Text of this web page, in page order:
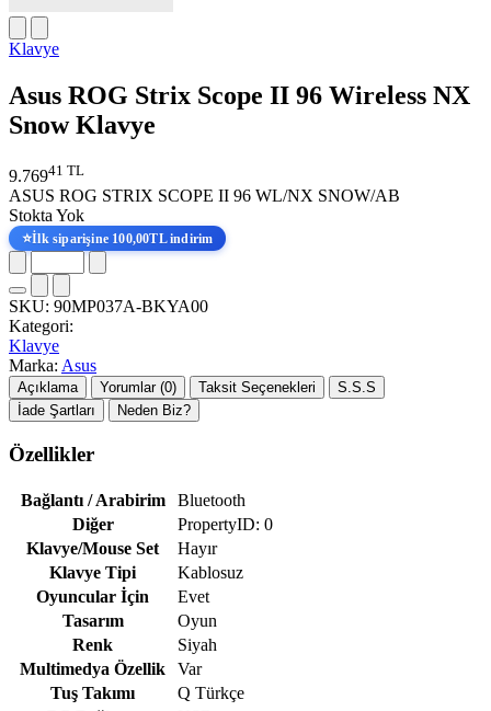
Klavye
Asus ROG Strix Scope II 96 Wireless NX
Snow Klavye
9.76941 TL
ASUS ROG STRIX SCOPE II 96 WL/NX SNOW/AB
Stokta Yok
⭐İlk siparişine 100,00TL indirim
SKU: 90MP037A-BKYA00
Kategori:
Klavye
Marka: Asus
Açıklama Yorumlar (0) Taksit Seçenekleri
S.S.S
İade Şartları
Neden Biz?
Özellikler
Bağlantı / Arabirim
Bluetooth
Diğer
PropertyID: 0
Klavye/Mouse Set
Hayır
Klavye Tipi
Kablosuz
Oyuncular İçin
Evet
Tasarım
Oyun
Renk
Siyah
Multimedya Özellik
Var
Tuş Takımı
Q Türkçe